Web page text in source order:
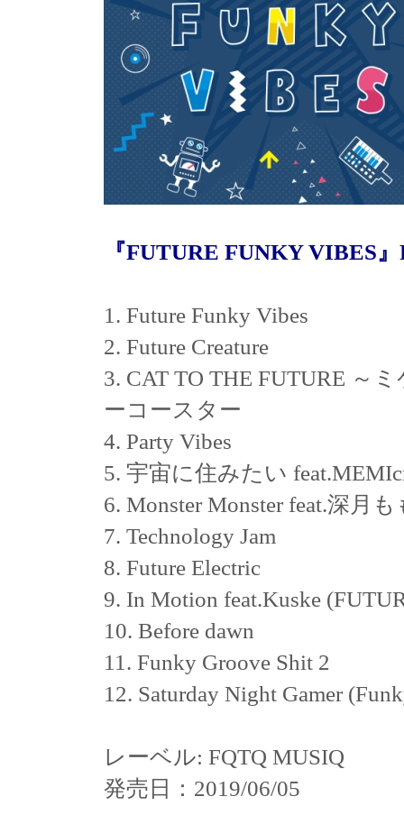
『FUTURE FUNKY VIBES
1. Future Funky Vibes
2. Future Creature
3. CAT TO THE FUTURE ～
ーコースター
4. Party Vibes
5. 宇宙に住みたい
6. Monster Monster feat.深月
7. Technology Jam
8. Future Electric
9. In Motion feat.Kuske
10. Before dawn
11. Funky Groove Shit 2
12. Saturday Night Gamer
レーベル: FQTQ MUSIQ
発売日：2019/06/05